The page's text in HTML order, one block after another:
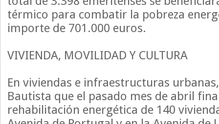
térmico para combatir la pobreza
importe de 701.000 euros.
VIVIENDA, MOVILIDAD Y CULTURA
En viviendas e infraestructuras
Bautista que el pasado mes de abril
rehabilitación energética de 140